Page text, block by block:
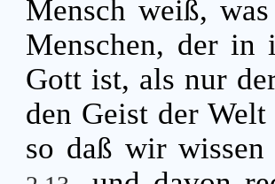
Mensch weiß,
Menschen, der in
Gott ist, als nur
den Geist der
so daß wir